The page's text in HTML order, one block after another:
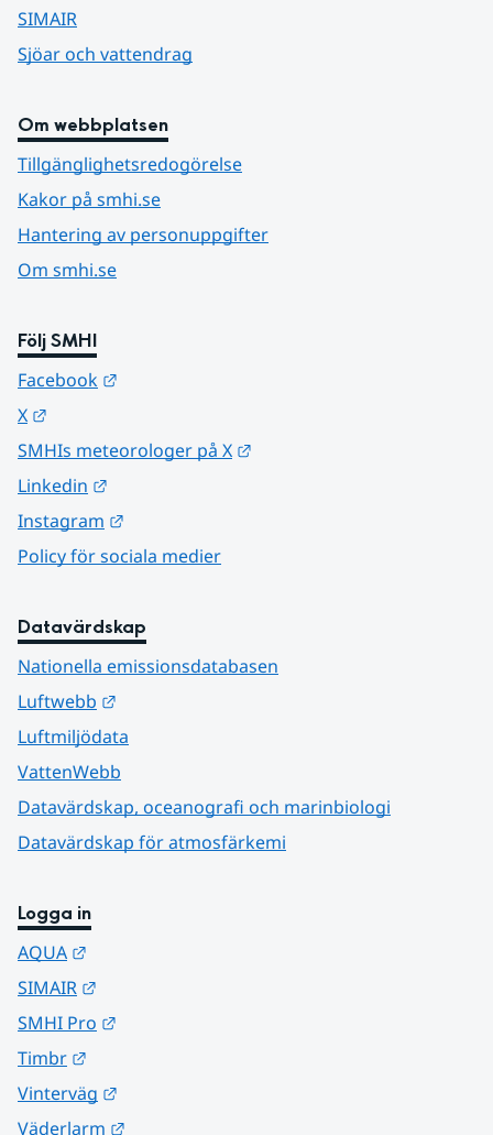
SIMAIR
Sjöar och vattendrag
Om webbplatsen
Tillgänglighetsredogörelse
Kakor på smhi.se
Hantering av personuppgifter
Om smhi.se
Följ SMHI
Facebook
X
SMHIs meteorologer på X
Linkedin
Instagram
Policy för sociala medier
Datavärdskap
Nationella emissionsdatabasen
Luftwebb
Luftmiljödata
VattenWebb
Datavärdskap, oceanografi och marinbiologi
Datavärdskap för atmosfärkemi
Logga in
AQUA
SIMAIR
SMHI Pro
Timbr
Vinterväg
Väderlarm